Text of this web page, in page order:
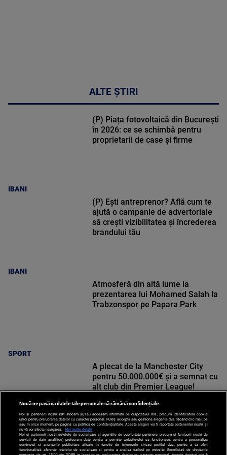
ALTE ȘTIRI
IBANI
(P) Piața fotovoltaică din București
în 2026: ce se schimbă pentru
proprietarii de case și firme
IBANI
(P) Ești antreprenor? Află cum te
ajută o campanie de advertoriale
să crești vizibilitatea și încrederea
brandului tău
SPORT
Atmosferă din altă lume la
prezentarea lui Mohamed Salah la
Trabzonspor pe Papara Park
SPORT
A plecat de la Manchester City
pentru 50.000.000€ și a semnat cu
alt club din Premier League!
Nouă ne pasă ca datele tale personale să rămână confidențiale
Noi și partenerii noștri 201 stocăm și/sau accesăm informații pe dispozitivul dvs., precum identificatorii cookie
unici pentru prelucrarea datelor cu caracter personal. Puteți accepta sau gestiona alegerile dvs. făcând clic mai jos
sau în orice moment, pe pagina cu politica de confidențialitate. Aceste alegeri vor fi raportate partenerilor noștri și
nu vă vor afecta navigarea.
Mai multe detalii
Noi si partenerii nostri (retelele de socializare si agentiile de publicitate partenere, precum si furnizorii nostri de
servicii de date analitice) prelucram date pentru a permite website-ului sa functioneze, pentru a personaliza
continutul si anunturile publicitare afisate in functie de interesele si/sau profilul dvs., pentru a va oferi
functionalitati aferente retelelor de socializare si pentru a analiza traficul pe website. Beneficiati de drepturile